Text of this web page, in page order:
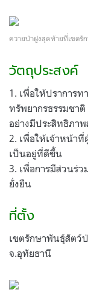
ควายป่าฝูงสุดท้ายที่เขตรั
วัตถุประสงค์
1. เพื่อให้ปราการ
ทรัพยากรธรรมชา
อย่างมีประสิทธิภาพ
2. เพื่อให้เจ้าหน้า
เป็นอยู่ที่ดีขึ้น
3. เพื่อการมีส่วนร่
ยั่งยืน
ที่ตั้ง
เขตรักษาพันธุ์สัตว์
จ.อุทัยธานี